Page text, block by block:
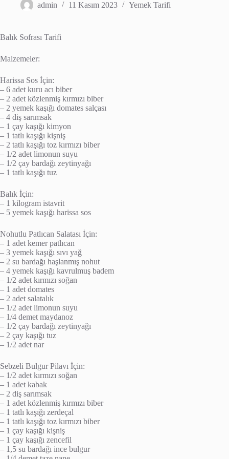
admin 11 Kasım 2023 Yemek Tarifi
Balık Sofrası Tarifi
Malzemeler:
Harissa Sos İçin:
– 6 adet kuru acı biber
– 2 adet közlenmiş kırmızı biber
– 2 yemek kaşığı domates salçası
– 4 diş sarımsak
– 1 çay kaşığı kimyon
– 1 tatlı kaşığı kişniş
– 2 tatlı kaşığı toz kırmızı biber
– 1/2 adet limonun suyu
– 1/2 çay bardağı zeytinyağı
– 1 tatlı kaşığı tuz
Balık İçin:
– 1 kilogram istavrit
– 5 yemek kaşığı harissa sos
Nohutlu Patlıcan Salatası İçin:
– 1 adet kemer patlıcan
– 3 yemek kaşığı sıvı yağ
– 2 su bardağı haşlanmış nohut
– 4 yemek kaşığı kavrulmuş badem
– 1/2 adet kırmızı soğan
– 1 adet domates
– 2 adet salatalık
– 1/2 adet limonun suyu
– 1/4 demet maydanoz
– 1/2 çay bardağı zeytinyağı
– 2 çay kaşığı tuz
– 1/2 adet nar
Sebzeli Bulgur Pilavı İçin:
– 1/2 adet kırmızı soğan
– 1 adet kabak
– 2 diş sarımsak
– 1 adet közlenmiş kırmızı biber
– 1 tatlı kaşığı zerdeçal
– 1 tatlı kaşığı toz kırmızı biber
– 1 çay kaşığı kişniş
– 1 çay kaşığı zencefil
– 1,5 su bardağı ince bulgur